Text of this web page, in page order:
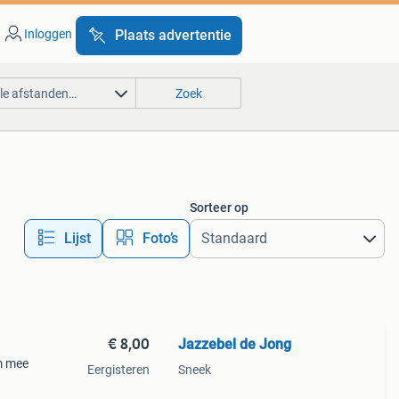
Inloggen Plaats advertentie
afstanden… Zoek
Lijst Foto’s
Sorteer op
mee
€ 8,00
Eergisteren
Jazzebel de Jong
Sneek